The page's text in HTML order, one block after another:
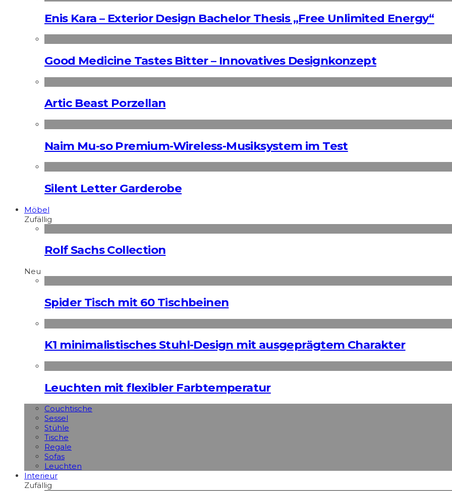
Enis Kara – Exterior Design Bachelor Thesis „Free Unlimited Energy“
Good Medicine Tastes Bitter – Innovatives Designkonzept
Artic Beast Porzellan
Naim Mu-so Premium-Wireless-Musiksystem im Test
Silent Letter Garderobe
Möbel
Zufällig
Rolf Sachs Collection
Neu
Spider Tisch mit 60 Tischbeinen
K1 minimalistisches Stuhl-Design mit ausgeprägtem Charakter
Leuchten mit flexibler Farbtemperatur
Couchtische
Sessel
Stühle
Tische
Regale
Sofas
Leuchten
Interieur
Zufällig